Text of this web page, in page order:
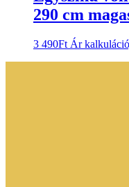
290 cm
3 490Ft Ár